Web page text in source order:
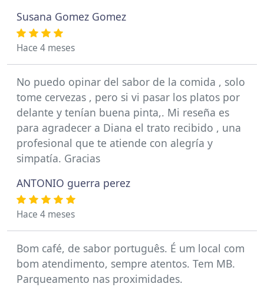
Susana Gomez Gomez
Hace 4 meses
No puedo opinar del sabor de la comida , solo
tome cervezas , pero si vi pasar los platos por
delante y tenían buena pinta,. Mi reseña es
para agradecer a Diana el trato recibido , una
profesional que te atiende con alegría y
simpatía. Gracias
ANTONIO guerra perez
Hace 4 meses
Bom café, de sabor português. É um local com
bom atendimento, sempre atentos. Tem MB.
Parqueamento nas proximidades.